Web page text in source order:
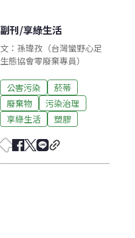
副刊/享綠生活
文：孫瑋孜（台灣蠻野心足
生態協會零廢棄專員）
公害污染
菸蒂
廢棄物
污染治理
享綠生活
塑膠